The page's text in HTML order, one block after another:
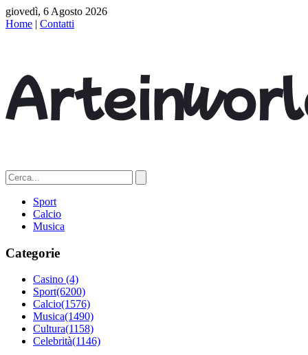
giovedì, 6 Agosto 2026
Home | Contatti
Sport
Calcio
Musica
Categorie
Casino (4)
Sport(6200)
Calcio(1576)
Musica(1490)
Cultura(1158)
Celebrità(1146)